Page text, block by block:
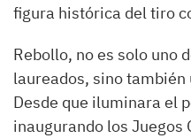
figura histórica del tiro
Rebollo, no es solo uno
laureados, sino también
Desde que iluminara el
inaugurando los Juegos